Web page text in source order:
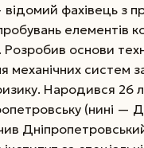
фахівець з
елементів
Розробив основи
механічних систем
Народився 26
(нині —